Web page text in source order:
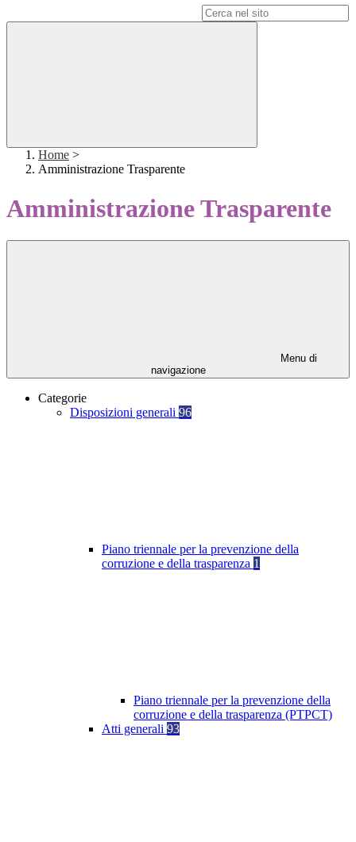
Home >
Amministrazione Trasparente
Amministrazione Trasparente
Menu di
navigazione
Categorie
Disposizioni generali 96
Piano triennale per la prevenzione della
corruzione e della trasparenza 1
Piano triennale per la prevenzione della
corruzione e della trasparenza (PTPCT)
Atti generali 93